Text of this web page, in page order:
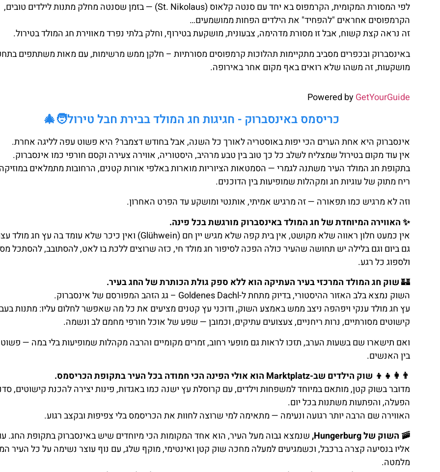
לפי המסורת המקומית, הקרמפוס בא יחד עם סנטה קלאוס (St. Nikolaus) — בזמן שסנטה מחלק מתנות לילדים טובים,
הקרמפוסים אחראים "להפחיד" את הילדים הפחות ממושמעים…
זה נראה קצת קשוח, אבל זו מסורת מדהימה, צבעונית, מושקעת בטירוף, וחלק בלתי נפרד מאווירת חג המולד בטירול.
באינסברוק ובכפרים מסביב מתקיימות תהלוכות קרמפוסים מסורתיות – חלקן ממש מרשימות, עם מאות משתתפים
מושקעות, זה משהו שלא רואים באף מקום אחר באירופה.
Powered byGetYourGuide
כריסמס באינסברוק - חגיגות חג המולד בבירת חבל טירול🧑‍🎄
אינסברוק היא אחת הערים הכי יפות באוסטריה לאורך כל השנה, אבל בחודש דצמבר? היא פשוט עפה לליגה אחרת.
אין עוד מקום בטירול שמצליח לשלב כל כך טוב בין טבע מרהיב, היסטוריה, אווירה צעירה וקסם חורפי כמו אינסברוק.
בתקופת חג המולד העיר משתנה לגמרי — הסמטאות הציוריות מוארות באלפי אורות קטנים, הרחובות מתמלאים
ריח מתוק של עוגיות חג ומקהלות שמופיעות בין הדוכנים.
וזה לא מרגיש כמו תפאורה — זה מרגיש אמיתי, אותנטי ומושקע עד הפרט האחרון.
✨ האווירה המיוחדת של חג המולד באינסברוק מורגשת בכל פינה.
אין כמעט חלון ראווה שלא מקושט, אין בית קפה שלא מגיש יין חם (Glühwein) ואין כיכר שלא עומד בה עץ חג מולד עצום.
גם ביום וגם בלילה יש תחושה שהעיר כולה הפכה לסיפור חג מולד חי, כזה שרוצים ללכת בו לאט, להסתובב, להסתכל
ולספוג כל רגע.
🏰שוק חג המולד המרכזי בעיר העתיקה הוא ללא ספק גולת הכותרת של החג בעיר.
השוק נמצא בלב האזור ההיסטורי, בדיוק מתחת ל-Goldenes Dachl – גג הזהב המפורסם של אינסברוק.
עץ חג מולד ענקי ויפהפה ניצב ממש באמצע השוק, ודוכני עץ קטנים מציעים את כל מה שאפשר לחלום עליו: מתנות
קישוטים מסורתיים, נרות ריחניים, צעצועים עתיקים, וכמובן — שפע של אוכל חורפי מחמם לב ונשמה.
ואם תישארו שם בשעות הערב, תזכו לראות גם מופעי רחוב, זמרים מקומיים והרבה מקהלות שמופיעות בלי במה —
בין האנשים.
👨‍👩‍👧‍👦 שוק הילדים שב-Marktplatz הוא אולי הפינה הכי חמודה בכל העיר בתקופת הכריסמס.
מדובר בשוק קטן, מותאם במיוחד למשפחות וילדים, עם קרוסלת עץ ישנה כמו באגדות, פינות יצירה להכנת קישוטים,
הפעלה, והפתעות משתנות בכל יום.
האווירה שם הרבה יותר רגועה ונעימה — מתאימה למי שרוצה לחוות את הכריסמס בלי צפיפות ובקצב רגוע.
🚠 השוק של Hungerburg,
שנמצא גבוה מעל העיר, הוא אחד המקומות הכי מיוחדים שיש באינסברוק בתקופת החג.
אליו בנסיעה קצרה ברכבל, וכשמגיעים למעלה מחכה שוק קטן ואינטימי, מוקף שלג, עם נוף עוצר נשימה על כל העיר
מלמטה.